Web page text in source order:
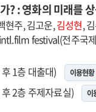
? : 영화의 미래를
현주, 김고운,김성현,
festival(전주국
1층 대출대) 이용현황
2층 주제자료실) 이